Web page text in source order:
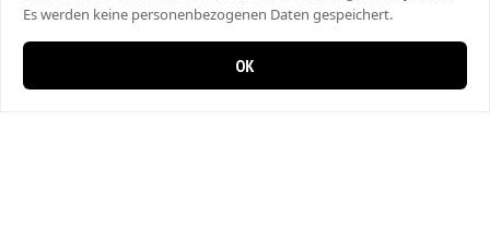
Es werden keine personenbezogenen Daten gespeichert.
OK